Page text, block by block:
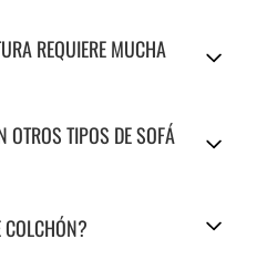
REQUIERE MUCHA
OTROS TIPOS DE SOFÁ
COLCHÓN?